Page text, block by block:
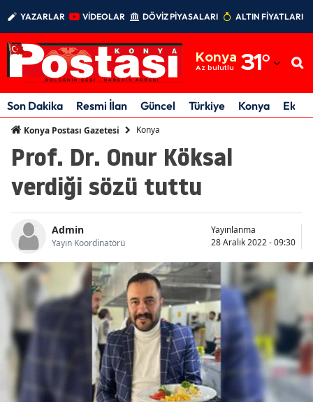
YAZARLAR VİDEOLAR DÖVİZ PİYASALARI ALTIN FİYATLARI
Konya
Az bulutlu 31°
Adıyaman
Afyonkarahisar
Amasya
Antalya
Artvin
Aydın
Balıkesir
Bilecik
Bingöl
Bitlis
Son Dakika Resmi İlan Güncel Türkiye Konya
Konya Postası Gazetesi Konya
Prof. Dr. Onur Köksal
verdiği sözü tuttu
Admin
Yayın Koordinatörü
Yayınlanma
28 Aralık 2022 - 09:30